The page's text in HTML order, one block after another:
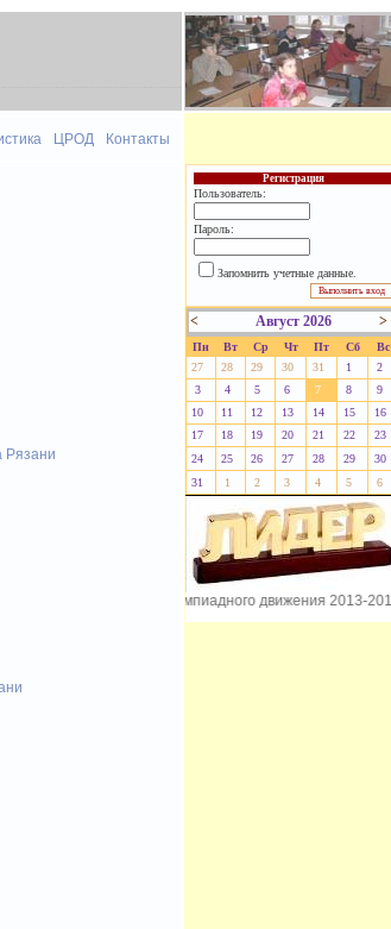
Регистрация
Пользователь:
Пароль:
Запомнить учетные данные.
< Август 2026 >
Пн Вт Ср Чт Пт Сб
Вс
27
28 29 30 31 1
2
3
4 5 6 7 8
9
10
11 12 13 14 15
16
17
18 19 20 21 22
23
24
25 26 27 28 29
30
31
1 2 3 4 5 6
Лицей №4 - лидер олимпиадного движения 2013-2016 гг.
ЦРОД Контакты
Рязани